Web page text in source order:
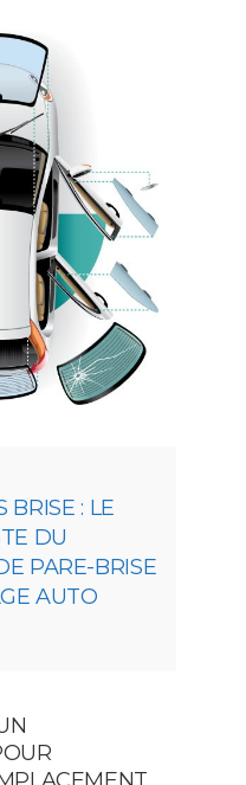
BRISE : LE
DU
PARE-BRISE
AUTO